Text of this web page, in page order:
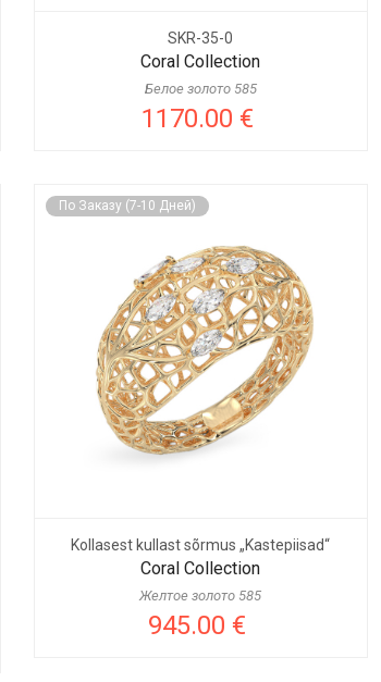
SKR-35-0
Coral Collection
Белое золото 585
1170.00 €
По Заказу (7-10 Дней)
Kollasest kullast sõrmus „Kastepiisad“
Coral Collection
Желтое золото 585
945.00 €